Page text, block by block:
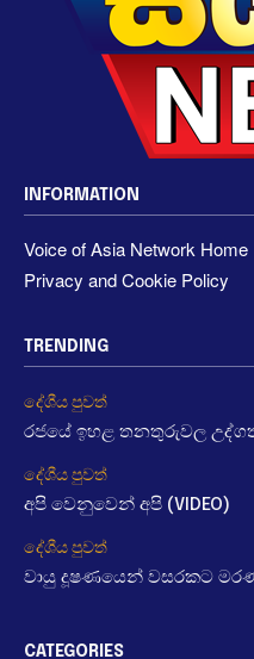
INFORMATION
Voice of Asia Network Home
Privacy and Cookie Policy
TRENDING
දේශීය පුවත්
රජයේ ඉහළ තනතුරුවල උද්ගත
දේශීය පුවත්
අපි වෙනුවෙන් අපි (VIDEO)
දේශීය පුවත්
වායු දූෂණයෙන් වසරකට මරණ
CATEGORIES